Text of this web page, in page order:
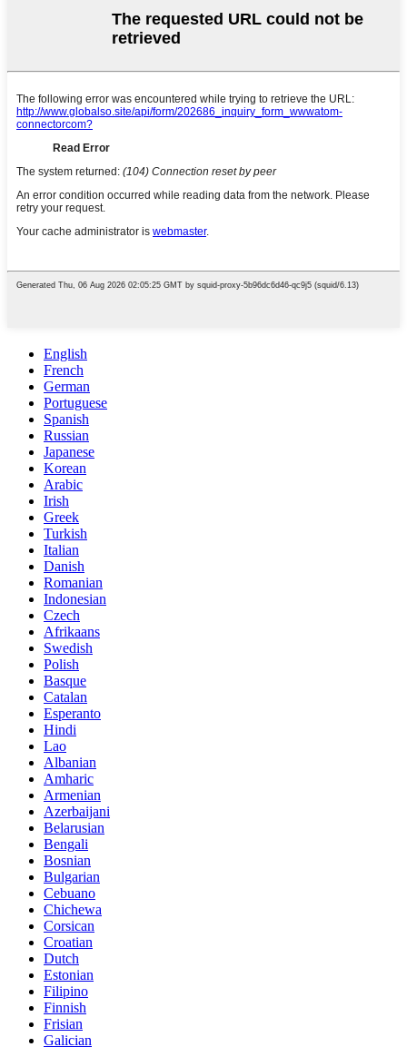
English
French
German
Portuguese
Spanish
Russian
Japanese
Korean
Arabic
Irish
Greek
Turkish
Italian
Danish
Romanian
Indonesian
Czech
Afrikaans
Swedish
Polish
Basque
Catalan
Esperanto
Hindi
Lao
Albanian
Amharic
Armenian
Azerbaijani
Belarusian
Bengali
Bosnian
Bulgarian
Cebuano
Chichewa
Corsican
Croatian
Dutch
Estonian
Filipino
Finnish
Frisian
Galician